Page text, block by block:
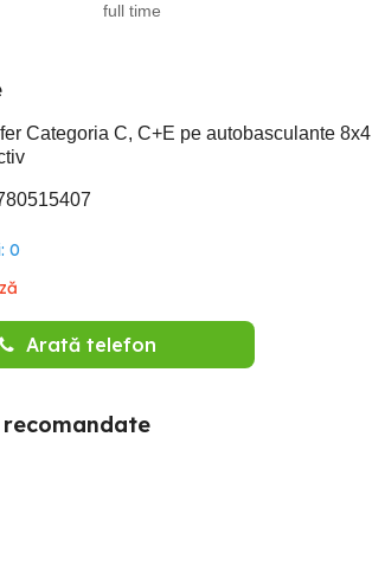
full time
Categoria C, C+E pe autobasculante 8x4
0
Arată telefon